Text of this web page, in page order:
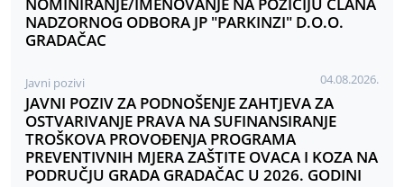
NOMINIRANJE/IMENOVANJE NA POZICIJU ČLANA
NADZORNOG ODBORA JP "PARKINZI" D.O.O.
GRADAČAC
Javni pozivi 04.08.2026.
JAVNI POZIV ZA PODNOŠENJE ZAHTJEVA ZA
OSTVARIVANJE PRAVA NA SUFINANSIRANJE
TROŠKOVA PROVOĐENJA PROGRAMA
PREVENTIVNIH MJERA ZAŠTITE OVACA I KOZA NA
PODRUČJU GRADA GRADAČAC U 2026. GODINI